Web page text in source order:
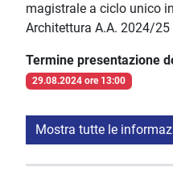
magistrale a ciclo unico
Architettura A.A. 2024/25
Termine presentazione
29.08.2024 ore 13:00
Mostra tutte le